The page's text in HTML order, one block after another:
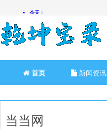
首页 新闻资讯
当当网